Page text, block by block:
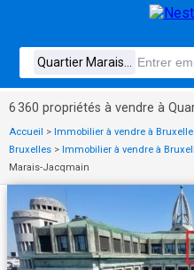
6 360 propriétés à vendre à
Accueil > Immobilier à vendre à
Bruxelles > Immobilier à vendre à
Marais-Jacqmain